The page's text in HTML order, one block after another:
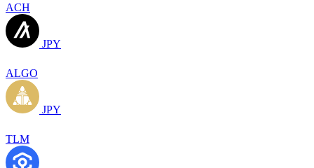
ACH
JPY
ALGO
JPY
TLM